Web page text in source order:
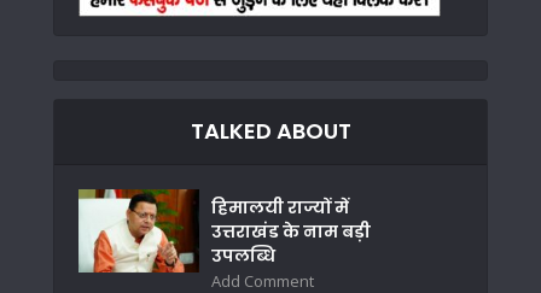
TALKED ABOUT
हिमालयी राज्यों में
उत्तराखंड के नाम बड़ी
उपलब्धि
Add Comment